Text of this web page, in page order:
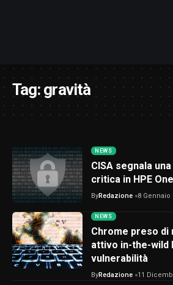
Tag:gravità
NEWS
CISA segnala
critica in HPE
ByRedazione 8 Gennaio
NEWS
Chrome preso di
attivo in-the-wild
vulnerabilità
ByRedazione 11